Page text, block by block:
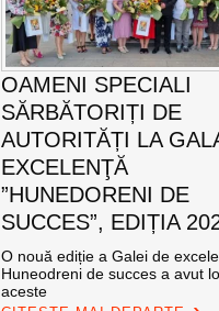
OAMENI SPECIALI
SĂRBĂTORIȚI DE
AUTORITĂȚI LA
EXCELENŢĂ
”HUNEDORENI DE
SUCCES”, EDIȚIA
O nouă ediție a Galei de
Huneodreni de succes a avut
aceste